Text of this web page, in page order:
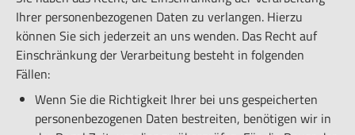
Ihrer personenbezogenen Daten zu verlangen. Hierzu
können Sie sich jederzeit an uns wenden. Das Recht auf
Einschränkung der Verarbeitung besteht in folgenden
Fällen:
Wenn Sie die Richtigkeit Ihrer bei uns gespeicherten
personenbezogenen Daten bestreiten, benötigen wir in